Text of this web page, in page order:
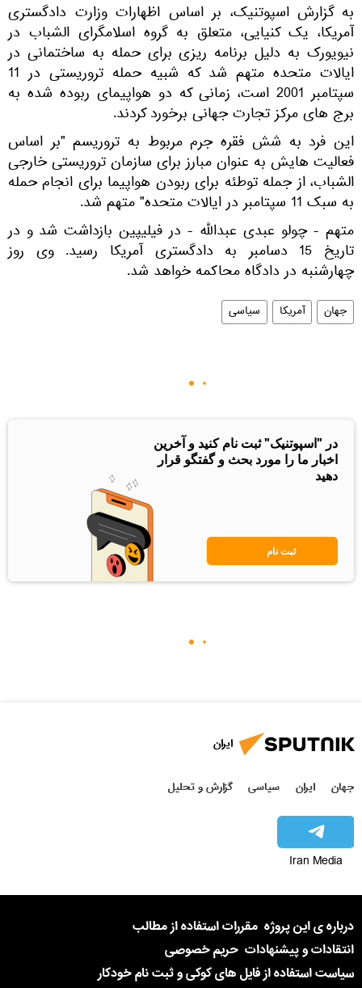
به گزارش اسپوتنیک، بر اساس اظهارات وزارت دادگستری
آمریکا، یک کنیایی، متعلق به گروه اسلامگرای الشباب در
نیویورک به دلیل برنامه ریزی برای حمله به ساختمانی در
ایالات متحده متهم شد که شبیه حمله تروریستی در 11
سپتامبر 2001 است، زمانی که دو هواپیمای ربوده شده به
برج های مرکز تجارت جهانی برخورد کردند.
این فرد به شش فقره جرم مربوط به تروریسم "بر اساس
فعالیت هایش به عنوان مبارز برای سازمان تروریستی خارجی
الشباب، از جمله توطئه برای ربودن هواپیما برای انجام حمله
به سبک 11 سپتامبر در ایالات متحده" متهم شد.
متهم - چولو عبدی عبدالله - در فیلیپین بازداشت شد و در
تاریخ 15 دسامبر به دادگستری آمریکا رسید. وی روز
چهارشنبه در دادگاه محاکمه خواهد شد.
جهان آمریکا سیاسی
در "اسپوتنیک" ثبت نام کنید و آخرین
اخبار ما را مورد بحث و گفتگو قرار
دهید
ثبت نام
ایران
جهان ایران سیاسی گزارش و تحلیل
Iran Media
درباره ی این پروژه مقررات استفاده از مطالب
انتقادات و پیشنهادات حریم خصوصی
سیاست استفاده از فایل های کوکی و ثبت نام خودکار